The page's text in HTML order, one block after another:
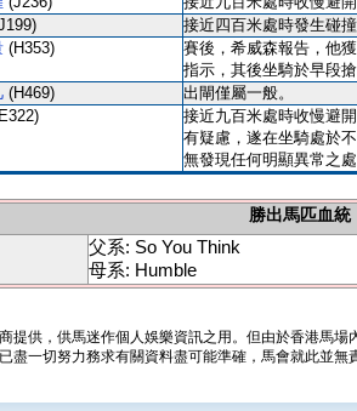
接近四百米處時發生碰
(H353)
賽後，希威森報告，他
指示，其後坐騎於早段
(H469) 出閘僅屬一般。
接近九百米處時收慢避
有疑慮，遂在坐騎處於
無發現任何明顯異常之
勝出馬匹血統
父系: So You Think
母系: Humble
提供，供馬迷作個人娛樂資訊之用。但由於香港馬
盡一切努力務求有關資料盡可能準確，馬會就此並